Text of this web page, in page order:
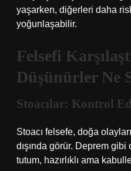
yaşarken, diğerleri daha
yoğunlaşabilir.
Felsefi
Düşünürler Ne
Stoacılar: Kontrol
Stoacı felsefe, doğa
dışında görür. Deprem gibi
tutum, hazırlıklı ama